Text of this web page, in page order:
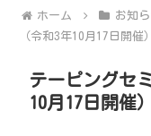
ホーム お知
（令和3年10月17日開催）
テーピングセ
10月17日開催）